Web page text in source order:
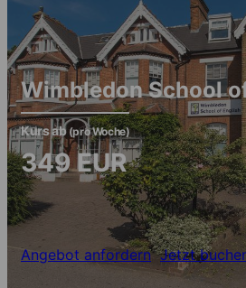
Wimbledon School
Kurs ab (pro Woche)
349EUR
Angebot anfordern Jetzt